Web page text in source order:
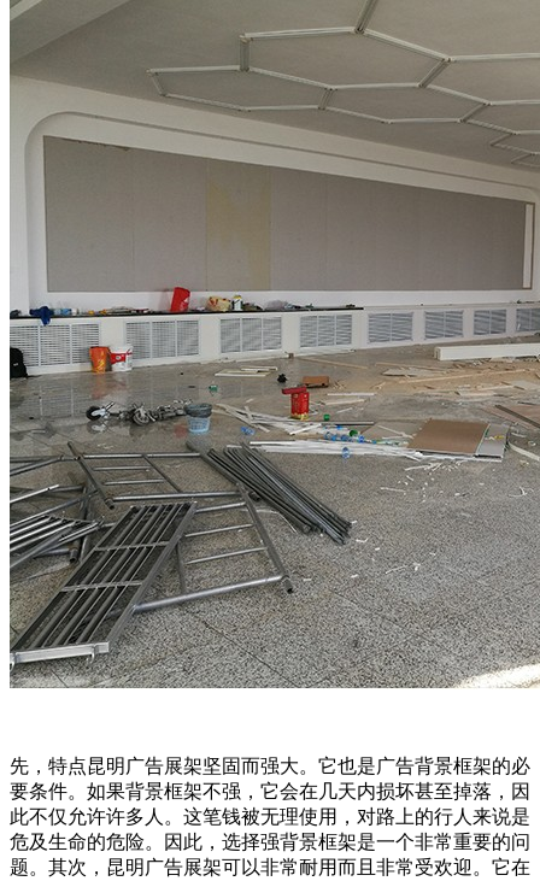
先，特点昆明广告展架坚固而强大。它也是广告背景框架的必
要条件。如果背景框架不强，它会在几天内损坏甚至掉落，因
此不仅允许许多人。这笔钱被无理使用，对路上的行人来说是
危及生命的危险。因此，选择强背景框架是一个非常重要的问
题。其次，昆明广告展架可以非常耐用而且非常受欢迎。它在